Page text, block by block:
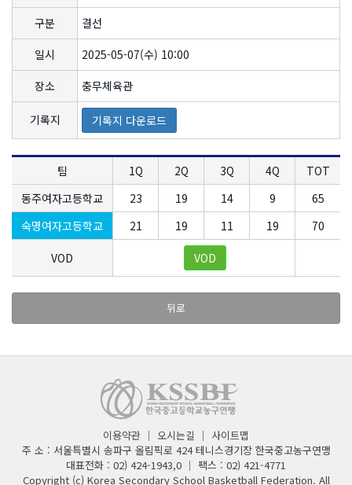
구분
결선
일시
2025-05-07(수) 10:00
장소
충무체육관
기록지 기록지 다운로드
팀 1Q 2Q 3Q 4Q
TOT
동주여자고등학교
23 19 14 9
65
숙명여자고등학교
21 19 11 19 70
VOD VOD
뒤로
이용약관 ｜ 오시는길 ｜ 사이트맵
주 소 : 서울특별시 송파구 올림픽로 424 테니스경기장 한국중고농구연맹
대표전화 : 02) 424-1943,0 ｜ 팩스 : 02) 421-4771
Copyright (c) Korea Secondary School Basketball Federation. All